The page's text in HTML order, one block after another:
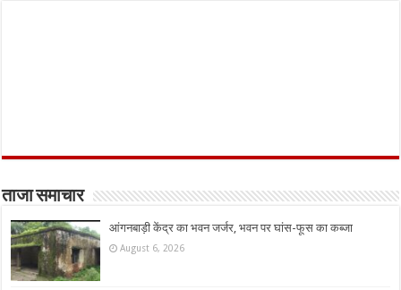
ताजा समाचार
आंगनबाड़ी केंद्र का भवन जर्जर, भवन पर घांस-फूस का कब्जा
August 6, 2026